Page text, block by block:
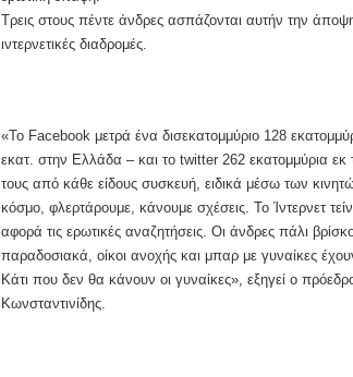
Τρεις στους πέντε άνδρες ασπάζονται αυτήν την
ιντερνετικές διαδρομές.
«Το Facebook μετρά ένα δισεκατομμύριο 128
εκατ. στην Ελλάδα – και το twitter 262 εκατομμύρια
τους από κάθε είδους συσκευή, ειδικά μέσω των
κόσμο, φλερτάρουμε, κάνουμε σχέσεις. Το Ίντερνετ
αφορά τις ερωτικές αναζητήσεις. Οι άνδρες πάλι
παραδοσιακά, οίκοι ανοχής και μπαρ με γυναίκες
Κάτι που δεν θα κάνουν οι γυναίκες», εξηγεί ο
Κωνσταντινίδης.